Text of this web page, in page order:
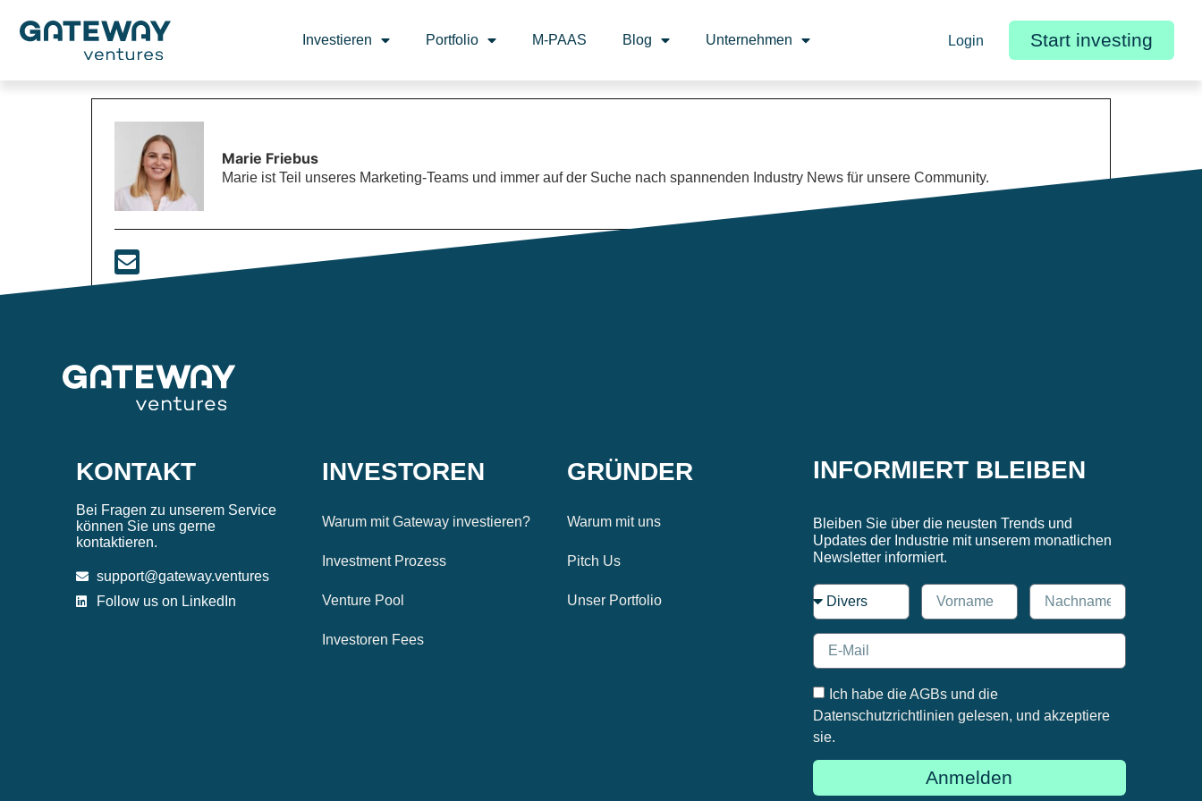
Investieren Portfolio M-PAAS Blog Unternehmen Login Start investing
Marie Friebus
Marie ist Teil unseres Marketing-Teams und immer auf der Suche nach spannenden Industry News für unsere Community.
KONTAKT
Bei Fragen zu unserem Service
können Sie uns gerne
kontaktieren.
support@gateway.ventures
Follow us on LinkedIn
INVESTOREN
Warum mit Gateway investieren?
Investment Prozess
Venture Pool
Investoren Fees
GRÜNDER
Warum mit uns
Pitch Us
Unser Portfolio
INFORMIERT BLEIBEN
Bleiben Sie über die neusten Trends und
Updates der Industrie mit unserem monatlichen
Newsletter informiert.
Ich habe die AGBs und die
Datenschutzrichtlinien gelesen, und akzeptiere
sie.
Anmelden